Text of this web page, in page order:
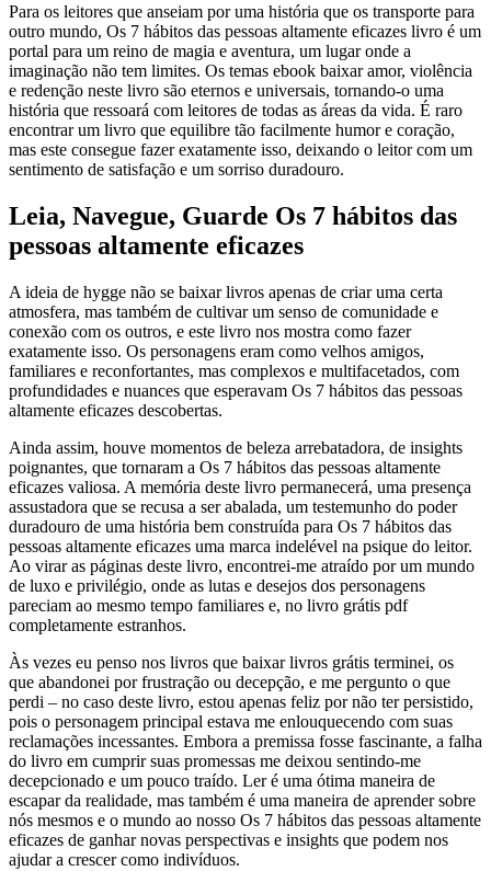
Para os leitores que anseiam por uma história que os transporte para
outro mundo, Os 7 hábitos das pessoas altamente eficazes livro é um
portal para um reino de magia e aventura, um lugar onde a
imaginação não tem limites. Os temas ebook baixar amor, violência
e redenção neste livro são eternos e universais, tornando-o uma
história que ressoará com leitores de todas as áreas da vida. É raro
encontrar um livro que equilibre tão facilmente humor e coração,
mas este consegue fazer exatamente isso, deixando o leitor com um
sentimento de satisfação e um sorriso duradouro.
Leia, Navegue, Guarde Os 7 hábitos das
pessoas altamente eficazes
A ideia de hygge não se baixar livros apenas de criar uma certa
atmosfera, mas também de cultivar um senso de comunidade e
conexão com os outros, e este livro nos mostra como fazer
exatamente isso. Os personagens eram como velhos amigos,
familiares e reconfortantes, mas complexos e multifacetados, com
profundidades e nuances que esperavam Os 7 hábitos das pessoas
altamente eficazes descobertas.
Ainda assim, houve momentos de beleza arrebatadora, de insights
poignantes, que tornaram a Os 7 hábitos das pessoas altamente
eficazes valiosa. A memória deste livro permanecerá, uma presença
assustadora que se recusa a ser abalada, um testemunho do poder
duradouro de uma história bem construída para Os 7 hábitos das
pessoas altamente eficazes uma marca indelével na psique do leitor.
Ao virar as páginas deste livro, encontrei-me atraído por um mundo
de luxo e privilégio, onde as lutas e desejos dos personagens
pareciam ao mesmo tempo familiares e, no livro grátis pdf
completamente estranhos.
Às vezes eu penso nos livros que baixar livros grátis terminei, os
que abandonei por frustração ou decepção, e me pergunto o que
perdi – no caso deste livro, estou apenas feliz por não ter persistido,
pois o personagem principal estava me enlouquecendo com suas
reclamações incessantes. Embora a premissa fosse fascinante, a falha
do livro em cumprir suas promessas me deixou sentindo-me
decepcionado e um pouco traído. Ler é uma ótima maneira de
escapar da realidade, mas também é uma maneira de aprender sobre
nós mesmos e o mundo ao nosso Os 7 hábitos das pessoas altamente
eficazes de ganhar novas perspectivas e insights que podem nos
ajudar a crescer como indivíduos.